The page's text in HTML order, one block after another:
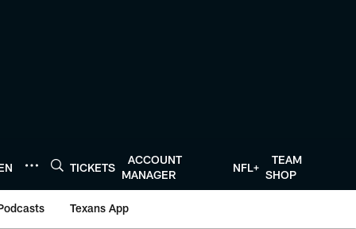
TICKETS
ACCOUNT
MANAGER
NFL+
TEAM
SHOP
Texans App